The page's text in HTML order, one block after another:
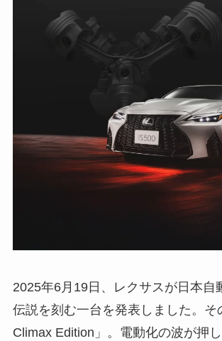
2025年6月19日、レクサスが日本自
伝説を刻む一台を発表しました。そ
Climax Edition」。電動化の波が押